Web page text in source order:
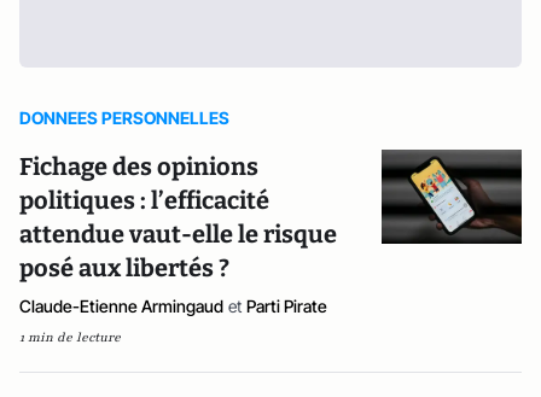
DONNEES PERSONNELLES
Fichage des opinions
politiques : l’efficacité
attendue vaut-elle le risque
posé aux libertés ?
Claude-Etienne Armingaud et Parti Pirate
1 min de lecture